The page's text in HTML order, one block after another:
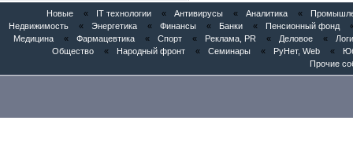
Новые « IT технологии « Антивирусы « Аналитика «
Недвижимость
« Энергетика « Финансы « Банки « Пенсионный фонд
Медицина
« Фармацевтика « Спорт « Реклама, PR « Деловое «
Общество
« Народный фронт « Семинары « РуНет, Web «
Прочие